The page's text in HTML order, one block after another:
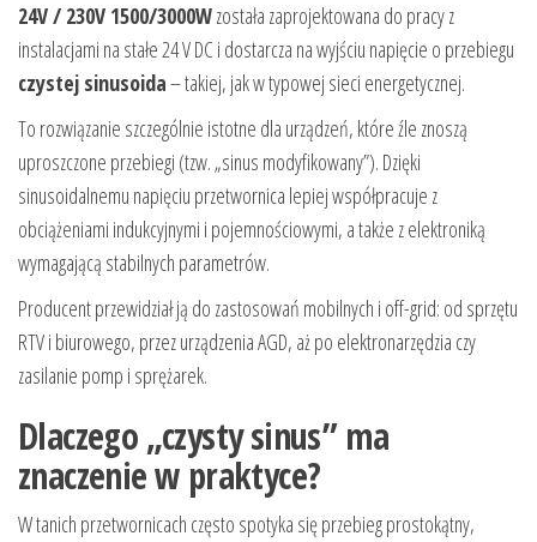
24V / 230V 1500/3000Wzostała zaprojektowana do pracy z
instalacjami na stałe 24 V DC i dostarcza na wyjściu napięcie o przebiegu
czystej sinusoida– takiej, jak w typowej sieci energetycznej.
To rozwiązanie szczególnie istotne dla urządzeń, które źle znoszą
uproszczone przebiegi (tzw. „sinus modyfikowany”). Dzięki
sinusoidalnemu napięciu przetwornica lepiej współpracuje z
obciążeniami indukcyjnymi i pojemnościowymi, a także z elektroniką
wymagającą stabilnych parametrów.
Producent przewidział ją do zastosowań mobilnych i off-grid: od sprzętu
RTV i biurowego, przez urządzenia AGD, aż po elektronarzędzia czy
zasilanie pomp i sprężarek.
Dlaczego „czysty sinus” ma
znaczenie w praktyce?
W tanich przetwornicach często spotyka się przebieg prostokątny,